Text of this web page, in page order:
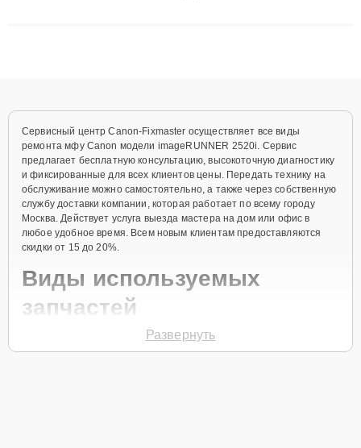
Сервисный центр Canon-Fixmaster осуществляет все виды
ремонта мфу Canon модели imageRUNNER 2520i. Сервис
предлагает бесплатную консультацию, высокоточную диагностику
и фиксированные для всех клиентов цены. Передать технику на
обслуживание можно самостоятельно, а также через собственную
службу доставки компании, которая работает по всему городу
Москва. Действует услуга выезда мастера на дом или офис в
любое удобное время. Всем новым клиентам предоставляются
скидки от 15 до 20%.
Виды используемых
запчастей
Для ремонта мфу модели imageRUNNER 2520i предлагаются как
Развернуть